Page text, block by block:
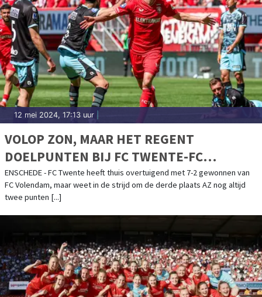
12 mei 2024, 17:13 uur
VOLOP ZON, MAAR HET REGENT
DOELPUNTEN BIJ FC TWENTE-FC
VOLENDAM
ENSCHEDE - FC Twente heeft thuis overtuigend met 7-2 gewonnen van
FC Volendam, maar weet in de strijd om de derde plaats AZ nog altijd
twee punten [...]